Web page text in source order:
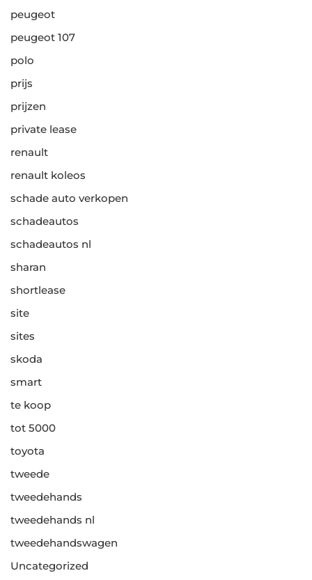
peugeot
peugeot 107
polo
prijs
prijzen
private lease
renault
renault koleos
schade auto verkopen
schadeautos
schadeautos nl
sharan
shortlease
site
sites
skoda
smart
te koop
tot 5000
toyota
tweede
tweedehands
tweedehands nl
tweedehandswagen
Uncategorized